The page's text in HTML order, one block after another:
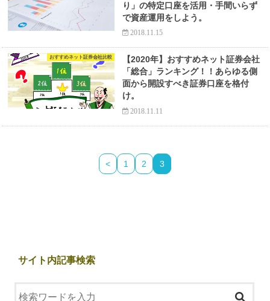
り」の特定口座を活用・手間いらず
で資産運用をしよう。
2018.11.15
おすすめネット証券会社比較
【2020年】おすすめネット証券会社
「総合」ランキング！！あらゆる側
面から開設すべき証券口座を格付
け。
2018.11.11
< 1 2 3
サイト内記事検索